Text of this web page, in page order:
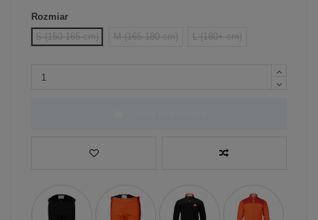
Rozmiar
S (150-165 cm)
M (165-180 cm) L (180+ cm)